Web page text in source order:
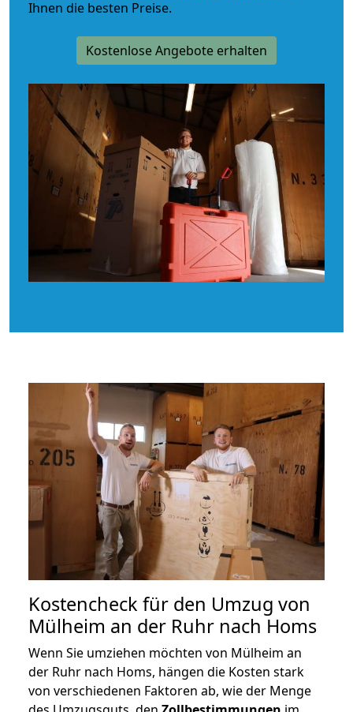
Ihnen die besten Preise.
Kostenlose Angebote erhalten
Kostencheck für den Umzug von
Mülheim an der Ruhr nach Homs
Wenn Sie umziehen möchten von Mülheim an
der Ruhr nach Homs, hängen die Kosten stark
von verschiedenen Faktoren ab, wie der Menge